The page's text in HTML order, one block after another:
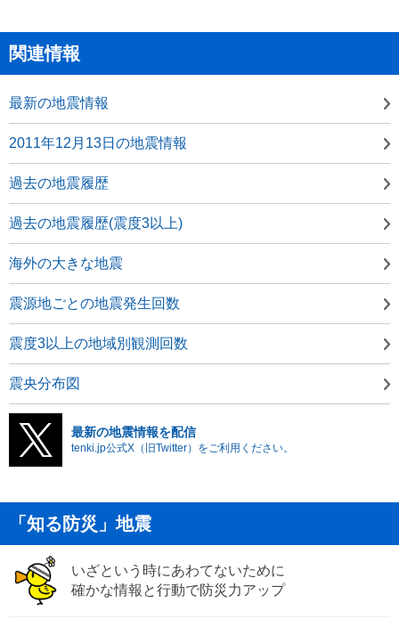
関連情報
最新の地震情報
2011年12月13日の地震情報
過去の地震履歴
過去の地震履歴(震度3以上)
海外の大きな地震
震源地ごとの地震発生回数
震度3以上の地域別観測回数
震央分布図
最新の地震情報を配信
tenki.jp公式X（旧Twitter）をご利用ください。
「知る防災」地震
いざという時にあわてないために
確かな情報と行動で防災力アップ